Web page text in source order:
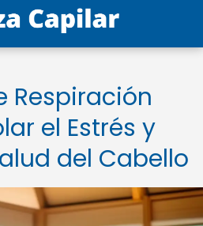
Respiración
el Estrés y
del Cabello